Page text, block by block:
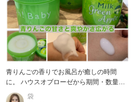
青りんごの香りでお風呂が癒しの時間
に。 ハウスオブローゼから期間・数量限
定アイテムが登場
袋